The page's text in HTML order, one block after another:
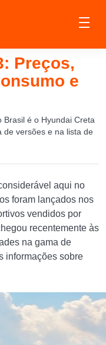
Preços,
e
Brasil é o Hyundai Creta
de versões e na lista de
aqui no
foram lançados nos
vendidos por
recentemente às
na gama de
informações sobre